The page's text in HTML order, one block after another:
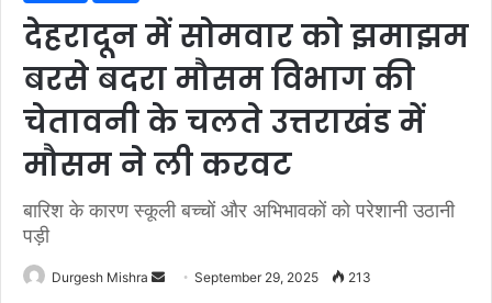
देहरादून में सोमवार को झमाझम
बरसे बदरा मौसम विभाग की
चेतावनी के चलते उत्तराखंड में
मौसम ने ली करवट
बारिश के कारण स्कूली बच्चों और अभिभावकों को परेशानी उठानी
पड़ी
Durgesh Mishra
SendSeptember 29, 2025 213